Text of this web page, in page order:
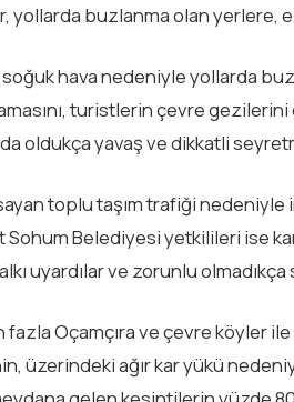
yollarda buzlanma olan yerlere,
hava nedeniyle yollarda
turistlerin çevre
oldukça yavaş ve dikkatli
toplu taşım trafiği
Belediyesi yetkilileri ise
uyardılar ve zorunlu olmadıkça
Oçamçıra ve çevre köyler
üzerindeki ağır kar yükü